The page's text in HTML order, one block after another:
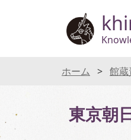
ホーム 館蔵
東京朝